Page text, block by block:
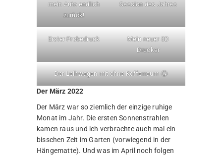
mein Auto endlich
zurück!
Session des Jahres
Erster Probedruck
Mein neuer 3D
Drucker
Der Leihwagen mit ohne Kofferraum 😂
Der März 2022
Der März war so ziemlich der einzige ruhige
Monat im Jahr. Die ersten Sonnenstrahlen
kamen raus und ich verbrachte auch mal ein
bisschen Zeit im Garten (vorwiegend in der
Hängematte). Und was im April noch folgen